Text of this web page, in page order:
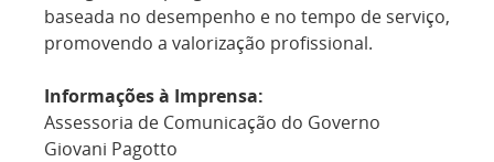
baseada no desempenho e no tempo de serviço,
promovendo a valorização profissional.
Informações à Imprensa:
Assessoria de Comunicação do Governo
Giovani Pagotto